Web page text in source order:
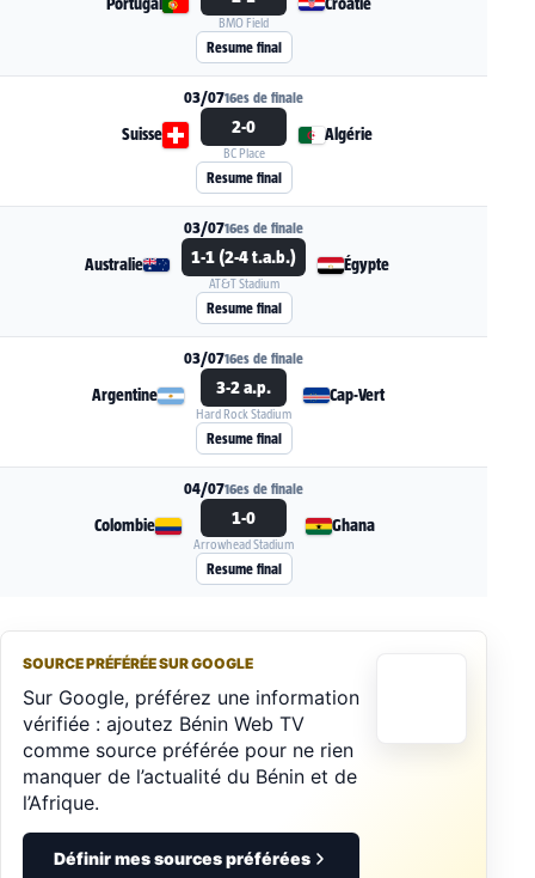
Voir la fiche du match Portugal - Croatie
Portugal
BMO Field
Croatie
Resume final
Voir la fiche du match Suisse - Algérie
03/0716es de finale
Suisse 2-0
BC Place
Algérie
Resume final
Voir la fiche du match Australie - Égypte
03/0716es de finale
Australie 1-1 (2-4 t.a.b.)
AT&T Stadium
Égypte
Resume final
Voir la fiche du match Argentine - Cap-Vert
03/0716es de finale
Argentine 3-2 a.p.
Hard Rock Stadium
Cap-Vert
Resume final
Voir la fiche du match Colombie - Ghana
04/0716es de finale
Colombie 1-0
Arrowhead Stadium
Ghana
Resume final
SOURCE PRÉFÉRÉE SUR GOOGLE
Sur Google, préférez une information
vérifiée : ajoutez Bénin Web TV
comme source préférée pour ne rien
manquer de l’actualité du Bénin et de
l’Afrique.
Définir mes sources préférées